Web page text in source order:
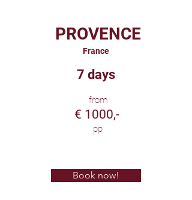
PROVENCE
France
7 days
€ 1000,-
from
pp
Book now!